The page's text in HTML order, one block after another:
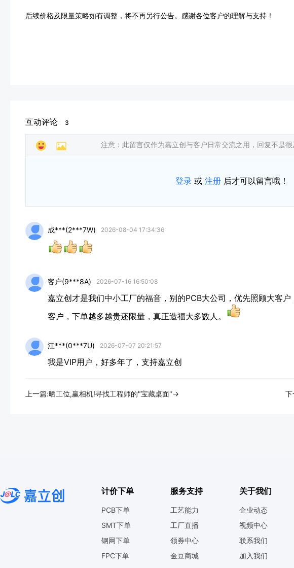
后续价格及限量策略如有调整，将不再另行公告。感谢各位客户的理解与支持！
互动评论 3
注意：此留言仅作为嘉立创与客户日常交流之用，回复不是
登录或 注册后才可以留言哦！
成***(2***7W) 2026-08-04 17:34:36
客户(9***8A) 2026-07-16 16:50:08
嘉立创才是我们中小工厂的福音，别的PCB大公司，优先照顾大客
客户，下单越多越贵还限量，真正造福大多数人。
江***(0***7U) 2026-07-07 20:21:57
我是VIP用户，好多年了，支持嘉立创
上一篇:晒工位,赢相机!寻找工程师的"宝藏桌面"→ 下
计价下单
PCB下单
SMT下单
钢网下单
FPC下单
服务支持
工艺能力
工厂直播
领券中心
金豆商城
关于我们
企业动态
视频中心
联系我们
加入我们